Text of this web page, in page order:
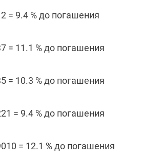
= 9.4 % до погашения
= 11.1 % до погашения
= 10.3 % до погашения
= 9.4 % до погашения
= 12.1 % до погашения